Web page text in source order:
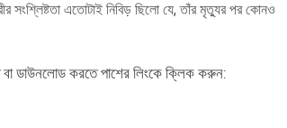
সংশ্লিষ্টতা এতোটাই নিবিড় ছিলো যে, তাঁর মৃত্যুর পর কোনও
ডাউনলোড করতে পাশের লিংকে ক্লিক করুন: